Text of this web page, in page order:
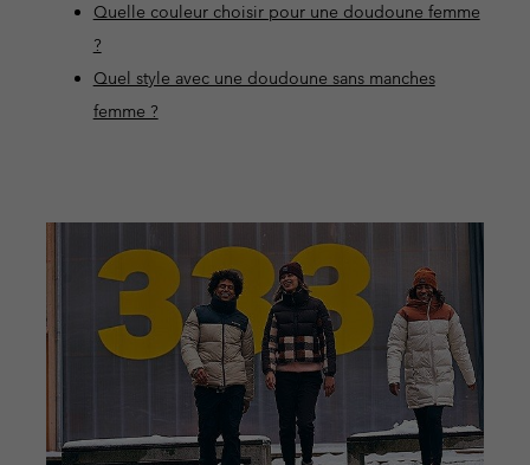
Quelle couleur choisir pour une doudoune femme
?
Quel style avec une doudoune sans manches
femme ?